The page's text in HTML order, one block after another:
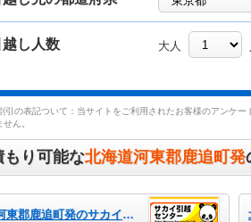
越し人数 大人
の表記ついて：当サイトをご利用されたお客様のアンケ
ん。
もり可能な北海道河東郡鹿追町発
北海道河東郡鹿追町発のサカイ引越センター